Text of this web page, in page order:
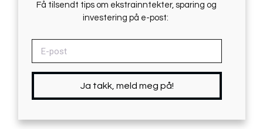
Få tilsendt tips om ekstrainntekter, sparing og
investering på e-post:
Ja takk, meld meg på!